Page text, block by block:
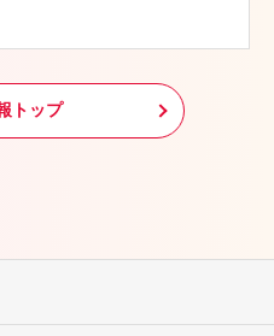
トップ